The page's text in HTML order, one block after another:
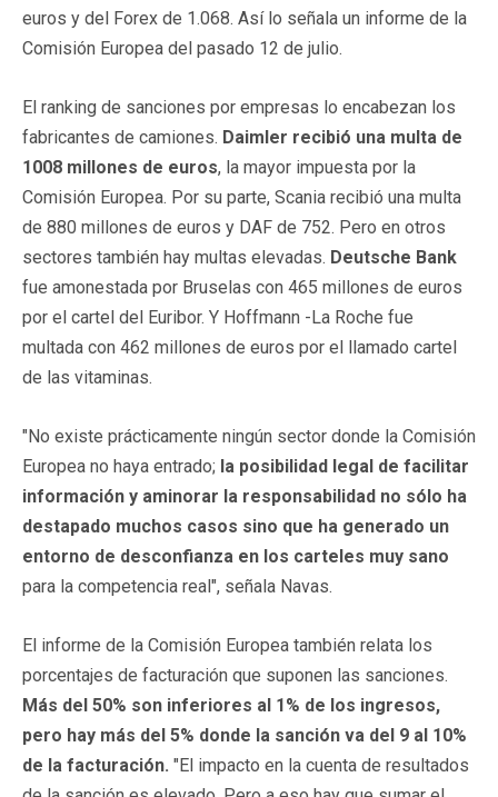
euros y del Forex de 1.068. Así lo señala un informe de la
Comisión Europea del pasado 12 de julio.
El ranking de sanciones por empresas lo encabezan los
fabricantes de camiones. Daimler recibió una multa de
1008 millones de euros, la mayor impuesta por la
Comisión Europea. Por su parte, Scania recibió una multa
de 880 millones de euros y DAF de 752. Pero en otros
sectores también hay multas elevadas. Deutsche Bank
fue amonestada por Bruselas con 465 millones de euros
por el cartel del Euribor. Y Hoffmann -La Roche fue
multada con 462 millones de euros por el llamado cartel
de las vitaminas.
"No existe prácticamente ningún sector donde la Comisión
Europea no haya entrado; la posibilidad legal de facilitar
información y aminorar la responsabilidad no sólo ha
destapado muchos casos sino que ha generado un
entorno de desconfianza en los carteles muy sano
para la competencia real", señala Navas.
El informe de la Comisión Europea también relata los
porcentajes de facturación que suponen las sanciones.
Más del 50% son inferiores al 1% de los ingresos,
pero hay más del 5% donde la sanción va del 9 al 10%
de la facturación. "El impacto en la cuenta de resultados